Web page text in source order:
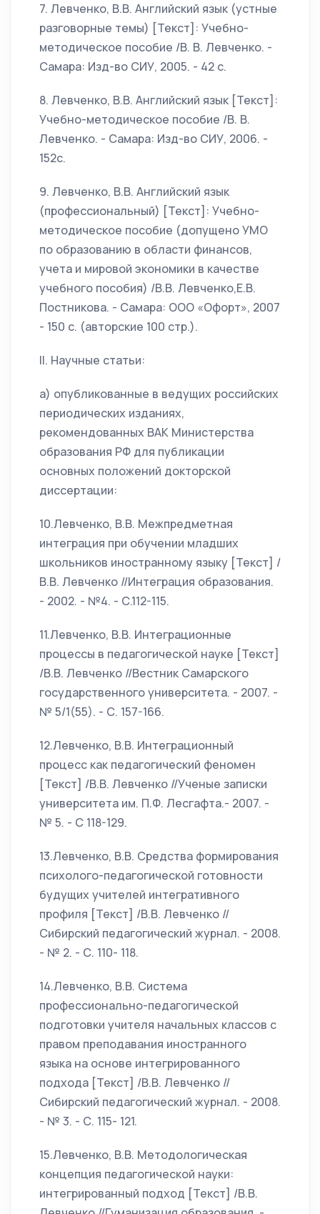
7. Левченко, В.В. Английский язык (устные
разговорные темы) [Текст]: Учебно-
методическое пособие /В. В. Левченко. -
Самара: Изд-во СИУ, 2005. - 42 с.
8. Левченко, В.В. Английский язык [Текст]:
Учебно-методическое пособие /В. В.
Левченко. - Самара: Изд-во СИУ, 2006. -
152с.
9. Левченко, В.В. Английский язык
(профессиональный) [Текст]: Учебно-
методическое пособие (допущено УМО
по образованию в области финансов,
учета и мировой экономики в качестве
учебного пособия) /В.В. Левченко,Е.В.
Постникова. - Самара: ООО «Офорт», 2007
- 150 с. (авторские 100 стр.).
II. Научные статьи:
а) опубликованные в ведущих российских
периодических изданиях,
рекомендованных ВАК Министерства
образования РФ для публикации
основных положений докторской
диссертации:
10.Левченко, В.В. Межпредметная
интеграция при обучении младших
школьников иностранному языку [Текст] /
В.В. Левченко //Интеграция образования.
- 2002. - №4. - С.112-115.
11.Левченко, В.В. Интеграционные
процессы в педагогической науке [Текст]
/В.В. Левченко //Вестник Самарского
государственного университета. - 2007. -
№ 5/1(55). - С. 157-166.
12.Левченко, В.В. Интеграционный
процесс как педагогический феномен
[Текст] /В.В. Левченко //Ученые записки
университета им. П.Ф. Лесгафта.- 2007. -
№ 5. - С 118-129.
13.Левченко, В.В. Средства формирования
психолого-педагогической готовности
будущих учителей интегративного
профиля [Текст] /В.В. Левченко //
Сибирский педагогический журнал. - 2008.
- № 2. - С. 110- 118.
14.Левченко, В.В. Система
профессионально-педагогической
подготовки учителя начальных классов с
правом преподавания иностранного
языка на основе интегрированного
подхода [Текст] /В.В. Левченко //
Сибирский педагогический журнал. - 2008.
- № 3. - С. 115- 121.
15.Левченко, В.В. Методологическая
концепция педагогической науки:
интегрированный подход [Текст] /В.В.